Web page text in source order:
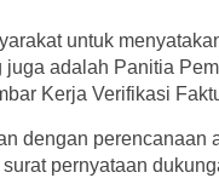
untuk
adalah Panitia
Kerja Verifikasi
dengan perencanaan
pernyataan